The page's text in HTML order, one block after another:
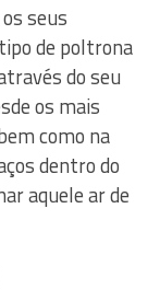
seus
de poltrona
do seu
os mais
como na
dentro do
aquele ar de